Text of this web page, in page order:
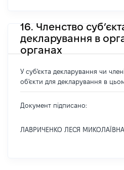
16. Членство
декларування в
органах
У суб'єкта декларування чи
об'єкти для декларування в
Документ підписано:
ЛАВРИЧЕНКО ЛЕСЯ МИКОЛАЇВНА